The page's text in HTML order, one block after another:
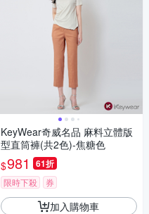
KeyWear奇威名品 麻料立體版
型直筒褲(共2色)-焦糖色
$981 61折
限時下殺 券
加入購物車